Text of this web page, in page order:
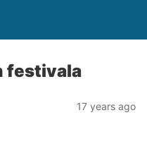
festivala
17 years ago